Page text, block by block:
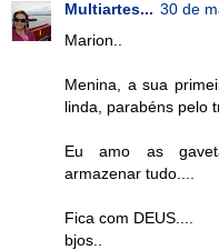
Multiartes... 30 de
Marion..
Menina, a sua
linda, parabéns pelo
Eu amo as
armazenar tudo....
Fica com DEUS....
bjos..